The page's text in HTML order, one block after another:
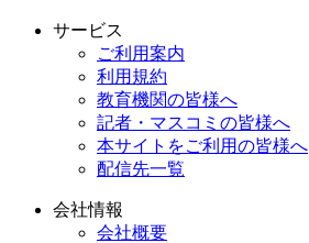
サービス
ご利用案内
利用規約
教育機関の皆様へ
記者・マスコミの皆様へ
本サイトをご利用の皆様へ
配信先一覧
会社情報
会社概要